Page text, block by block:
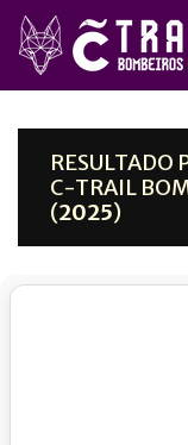
RESULTADO
C-TRAIL
(2025)